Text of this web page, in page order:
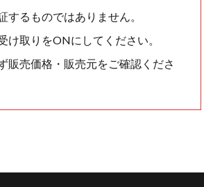
るものではありません。
取りをONにしてください。
販売価格・販売元をご確認くださ